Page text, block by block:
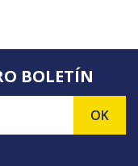
BOLETÍN